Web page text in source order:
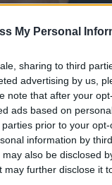
My Personal
sharing to third
advertising by us,
note that after your
ads based on
prior to your
information by
also be disclosed
may further disclose it